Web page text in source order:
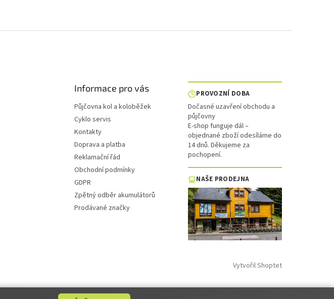
Informace pro vás
Půjčovna kol a koloběžek
Cyklo servis
Kontakty
Doprava a platba
Reklamační řád
Obchodní podmínky
GDPR
Zpětný odběr akumulátorů
Prodávané značky
PROVOZNÍ DOBA
Dočasné uzavření obchodu a
půjčovny
E-shop funguje dál –
objednané zboží odesíláme do
14 dnů. Děkujeme za
pochopení.
NAŠE PRODEJNA
Vytvořil Shoptet